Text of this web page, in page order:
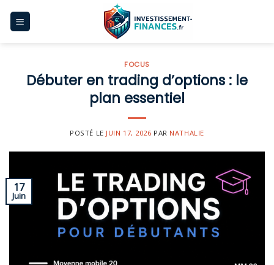
FOCUS
Débuter en trading d’options : le
plan essentiel
POSTÉ LE JUIN 17, 2026 PAR NATHALIE
17
Juin